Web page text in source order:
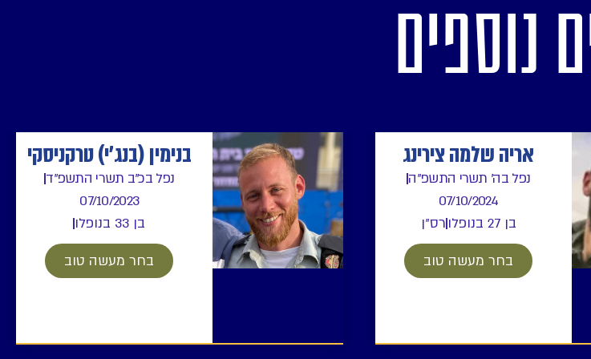
נוספים
אריה שלמה צירינג
נפל בה' תשרי התשפ"ה
07/10/2024
בן 27 בנופלו
רס"ן
בחר מעשה טוב
בנימין (בנג'י) טרקניסקי
נפל בכ"ב תשרי התשפ"ד
07/10/2023
בן 33 בנופלו
בחר מעשה טוב